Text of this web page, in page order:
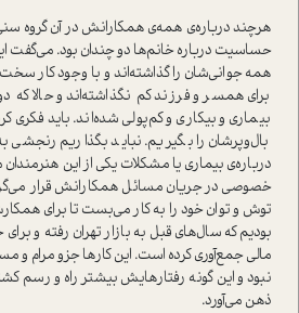
هرچند درباره‌ی همه‌ی همکارانش در آن گروه
حساسیت درباره خانم‌ها دو چندان بود. می‌گفت
همه جوانی‌شان را گذاشته‌اند و با وجود کار
برای همسر و فرزند کم نگذاشته‌اند و حالا که
بیماری و بیکاری و کم‌پولی شده‌اند. باید فکری
بال‌و‌پرشان را بگیریم. نباید بگذاریم رنجشی
درباره‌ی بیماری یا مشکلات یکی از این
خصوصی در جریان مسائل همکارانش قرار
توش و توان خود را به کار می‌بست تا برای
بودیم که سال‌های قبل به بازار تهران رفته و
مالی جمع‌آوری کرده است. این کارها جزو مرام
نبود و این گونه رفتارهایش بیشتر راه و رسم
ذهن می‌آورد.